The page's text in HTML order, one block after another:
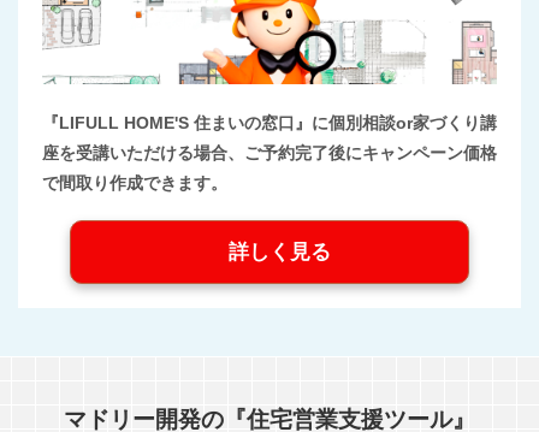
『LIFULL HOME'S 住まいの窓口』に個別相談or家づくり講
座を受講いただける場合、ご予約完了後にキャンペーン価格
で間取り作成できます。
詳しく見る
マドリー開発の『住宅営業支援ツール』